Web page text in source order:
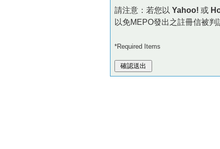
請注意：若您以 Yahoo! 或
以免MEPO發出之註冊信被判
*Required Items